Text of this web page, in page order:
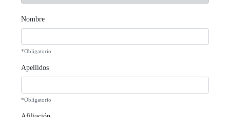
Nombre
*Obligatorio
Apellidos
*Obligatorio